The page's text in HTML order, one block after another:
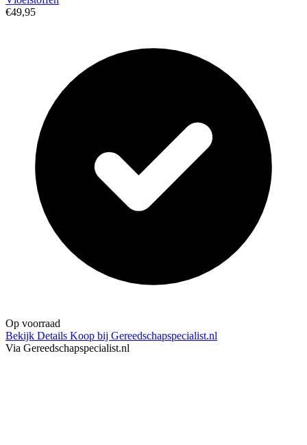
€49,95
Op voorraad
Bekijk Details Koop bij Gereedschapspecialist.nl
Via Gereedschapspecialist.nl